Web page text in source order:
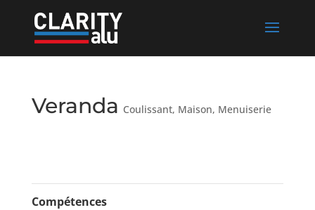
Veranda Coulissant, Maison, Menuiserie
Compétences